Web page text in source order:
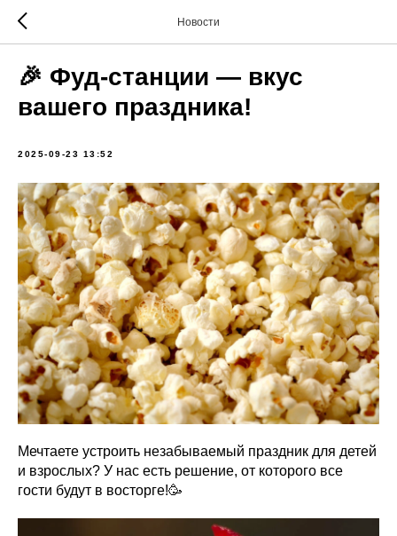
Новости
🎉 Фуд-станции — вкус
вашего праздника!
2025-09-23 13:52
Мечтаете устроить незабываемый праздник для детей
и взрослых? У нас есть решение, от которого все
гости будут в восторге!🥳